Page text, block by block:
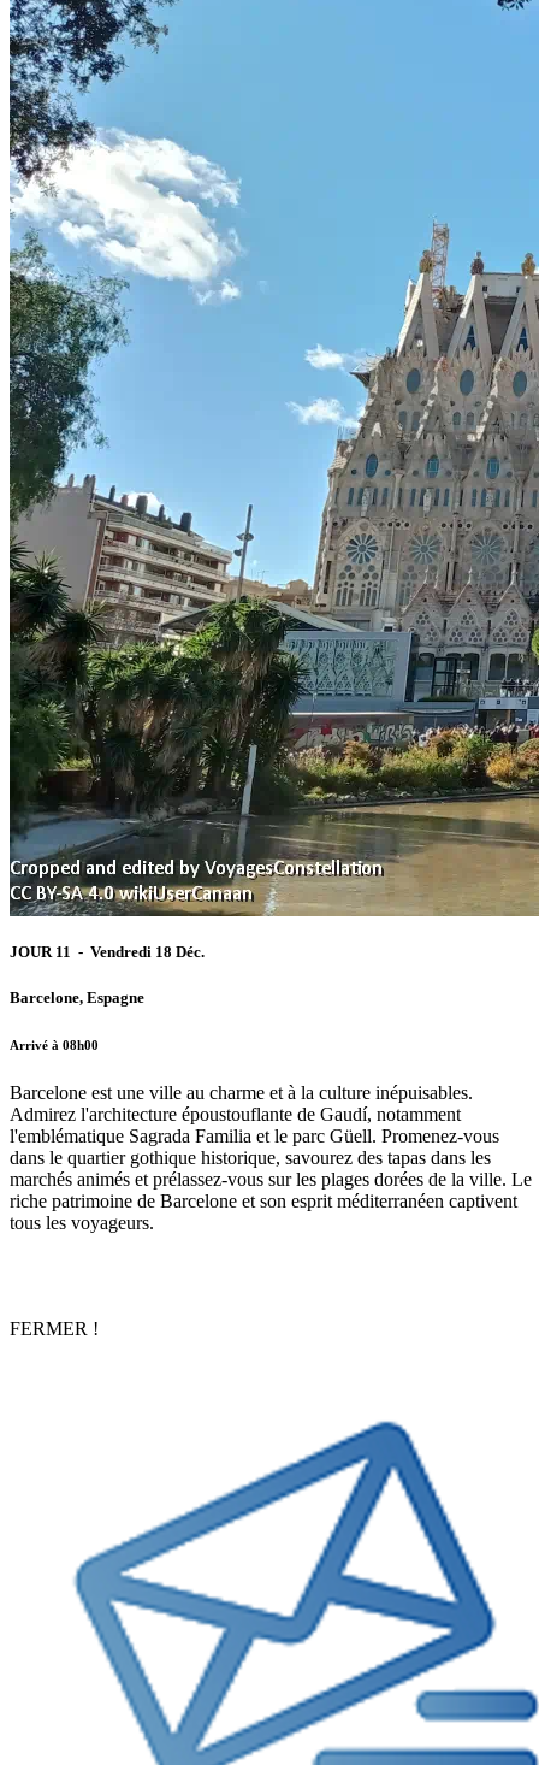
JOUR 11 - Vendredi 18 Déc.
Barcelone, Espagne
Arrivé à 08h00
Barcelone est une ville au charme et à la culture inépuisables.
Admirez l'architecture époustouflante de Gaudí, notamment
l'emblématique Sagrada Familia et le parc Güell. Promenez-vous
dans le quartier gothique historique, savourez des tapas dans les
marchés animés et prélassez-vous sur les plages dorées de la ville. Le
riche patrimoine de Barcelone et son esprit méditerranéen captivent
tous les voyageurs.
FERMER !